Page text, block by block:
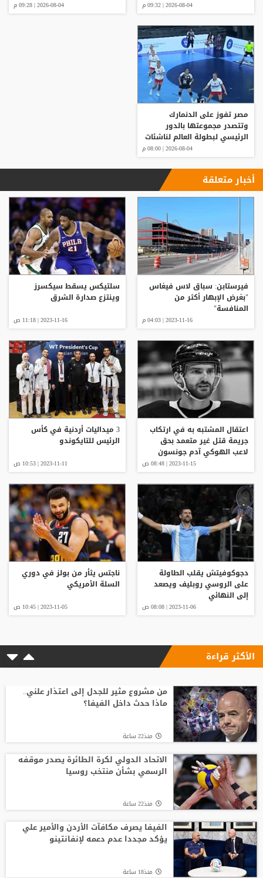
2026-08-04 | 09:32 م 2026-08-04 | 09:28 م
مصر تفوز على الدنمارك
وتتصدر مجموعتها بالدور
الرئيسي لبطولة العالم لناشئات
2026-08-04 | 08:00 م
أخبار متعلقة
فيرستابن: سباق لاس فيغاس
"بغرض الإبهار أكثر من
المنافسة"
2023-11-16 | 04:03 م
سلتيكس يسقط سيكسرز
وينتزع صدارة الشرق
2023-11-16 | 11:18 ص
اعتقال المشتبه به في ارتكاب
جريمة قتل غير متعمد بحق
لاعب الهوكي آدم جونسون
2023-11-15 | 08:48 ص
3 ميداليات أردنية في كأس
الرئيس للتايكوندو
2023-11-11 | 10:53 ص
دجوكوفيتش يقلب الطاولة
على الروسي روبليف ويصعد
إلى النهائي
2023-11-06 | 08:08 ص
ناجتس يثأر من بولز في دوري
السلة الأمريكي
2023-11-05 | 10:45 ص
الأكثر قراءة
من مشروع مثير للجدل إلى اعتذار علني..
ماذا حدث داخل الفيفا؟
منذ22 ساعة
الاتحاد الدولي لكرة الطائرة يصدر موقفه
الرسمي بشأن منتخب روسيا
منذ22 ساعة
الفيفا يصرف مكافآت الأردن والأمير علي
يؤكد مجددا عدم دعمه لإنفانتينو
منذ18 ساعة